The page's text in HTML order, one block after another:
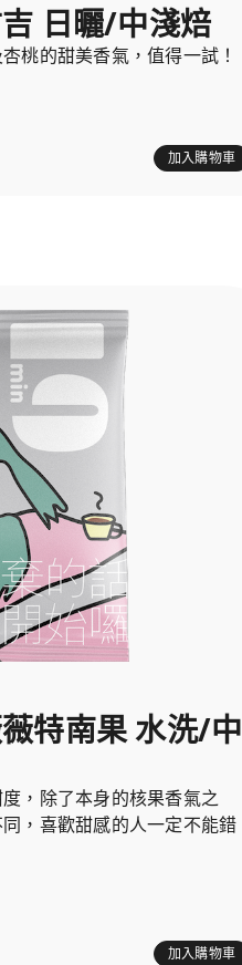
日曬/中淺焙
桃的甜美香氣，值得一試！
加入購物車
特南果 水洗/中
，除了本身的核果香氣之
，喜歡甜感的人一定不能錯
加入購物車